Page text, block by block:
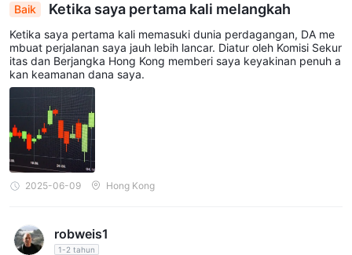
Baik Ketika saya pertama kali melangkah
Ketika saya pertama kali memasuki dunia perdagangan, DA me
mbuat perjalanan saya jauh lebih lancar. Diatur oleh Komisi Sekur
itas dan Berjangka Hong Kong memberi saya keyakinan penuh a
kan keamanan dana saya.
2025-06-09 Hong Kong
robweis1
1-2 tahun